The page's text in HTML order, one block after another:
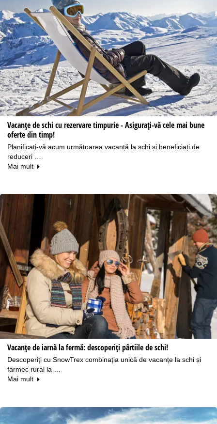
Vacanțe de schi cu rezervare timpurie - Asigurați-vă cele mai bune
oferte din timp!
Planificați-vă acum următoarea vacanță la schi și beneficiați de
reduceri …
Mai mult
Vacanțe de iarnă la fermă: descoperiți pârtiile de schi!
Descoperiți cu SnowTrex combinația unică de vacanțe la schi și
farmec rural la …
Mai mult